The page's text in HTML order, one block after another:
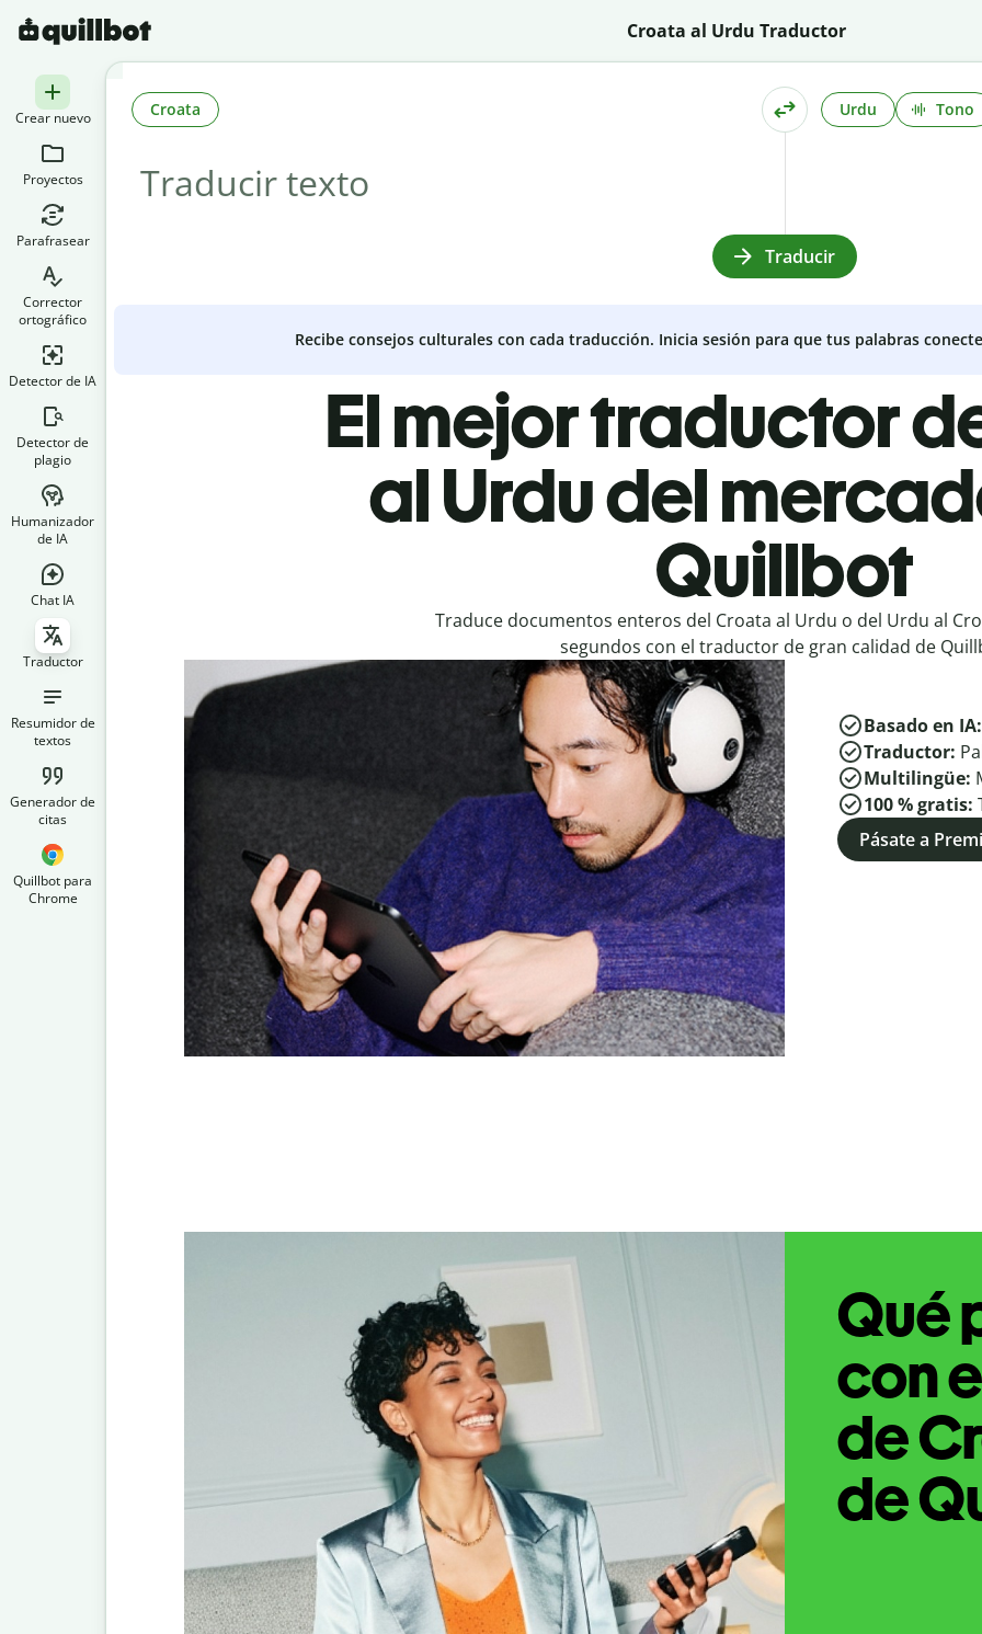
Croata al Urdu Traductor
Crear nuevo
Proyectos
Parafrasear
Corrector
ortográfico
Detector de IA
Detector de
plagio
Humanizador
de IA
Chat IA
Traductor
Resumidor de
textos
Generador de
citas
Quillbot para
Chrome
Croata Urdu Tono
Traducir
Recibe consejos culturales con cada traducción. Inicia sesión para que tus palabras
El mejor traductor
al Urdu del
Quillbot
Traduce documentos enteros del Croata al Urdu o del Urdu al
segundos con el traductor de gran calidad de
Basado en IA:
Traductor:
Multilingüe:
100 % gratis:
Pásate a
Qué
con
de
de